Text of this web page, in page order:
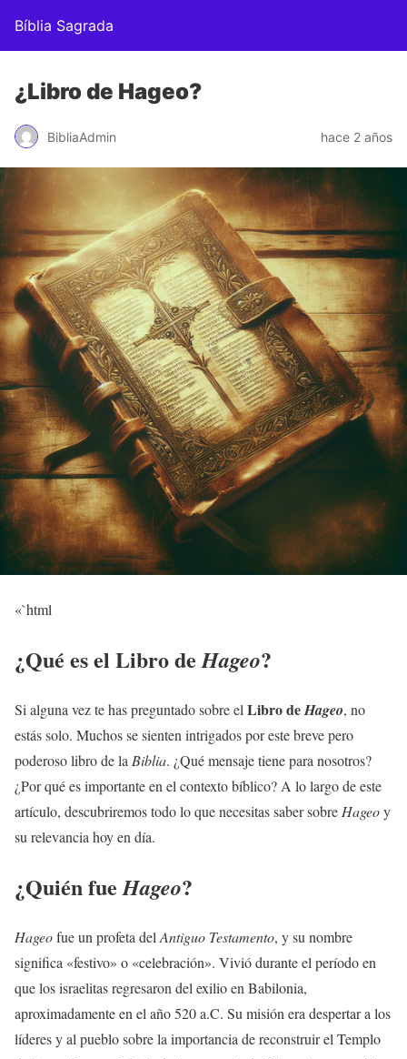
Bíblia Sagrada
¿Libro de Hageo?
BibliaAdmin hace 2 años
«`html
¿Qué es el Libro deHageo?
Si alguna vez te has preguntado sobre el Libro deHageo, no
estás solo. Muchos se sienten intrigados por este breve pero
poderoso libro de la Biblia. ¿Qué mensaje tiene para nosotros?
¿Por qué es importante en el contexto bíblico? A lo largo de este
artículo, descubriremos todo lo que necesitas saber sobre Hageoy
su relevancia hoy en día.
¿Quién fueHageo?
Hageofue un profeta del Antiguo Testamento, y su nombre
significa «festivo» o «celebración». Vivió durante el período en
que los israelitas regresaron del exilio en Babilonia,
aproximadamente en el año 520 a.C. Su misión era despertar a los
líderes y al pueblo sobre la importancia de reconstruir el Templo